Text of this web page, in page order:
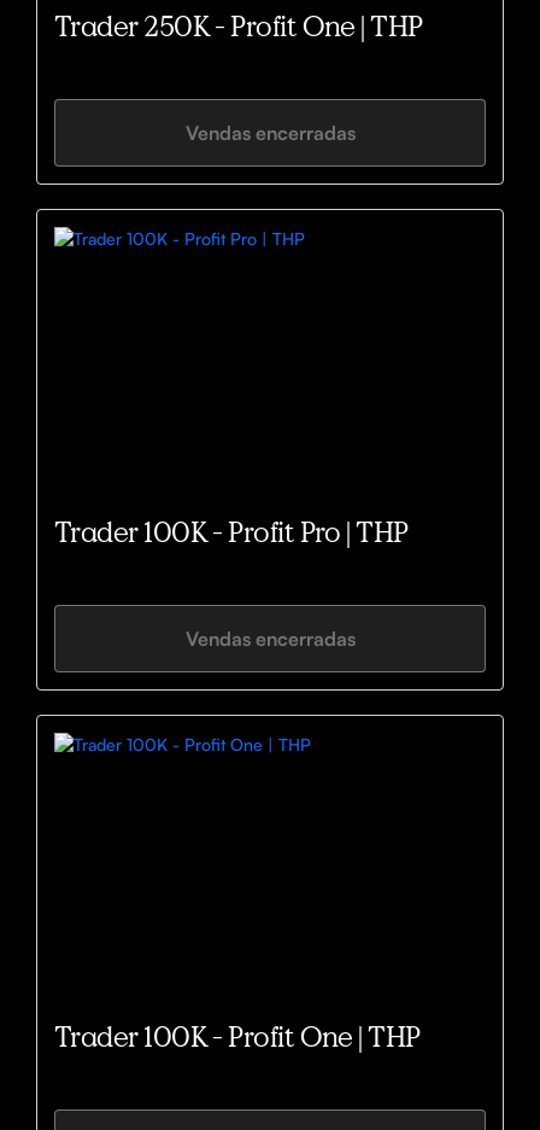
Trader 250K - Profit One | THP
Vendas encerradas
Trader 100K - Profit Pro | THP
Vendas encerradas
Trader 100K - Profit One | THP